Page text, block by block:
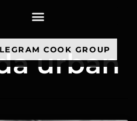
COOK GROUP
urban